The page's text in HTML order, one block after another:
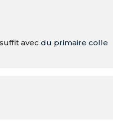
avec du primaire colle